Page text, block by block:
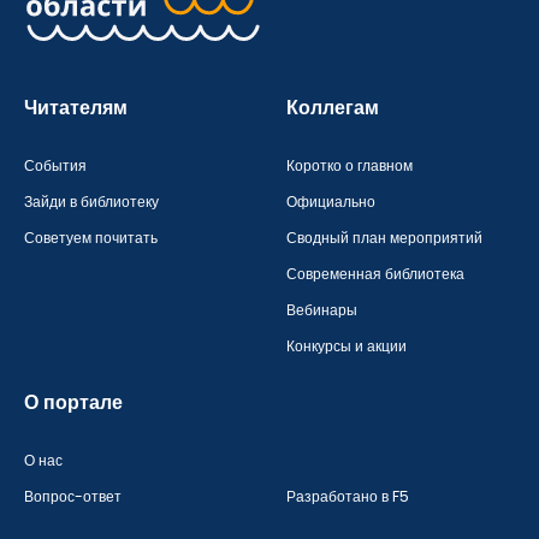
Читателям
События
Зайди в библиотеку
Советуем почитать
Коллегам
Коротко о главном
Официально
Сводный план мероприятий
Современная библиотека
Вебинары
Конкурсы и акции
О портале
О нас
Вопрос-ответ
Разработано в F5